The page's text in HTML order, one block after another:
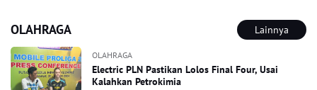
OLAHRAGA Lainnya
OLAHRAGA
Electric PLN Pastikan Lolos Final Four, Usai
Kalahkan Petrokimia